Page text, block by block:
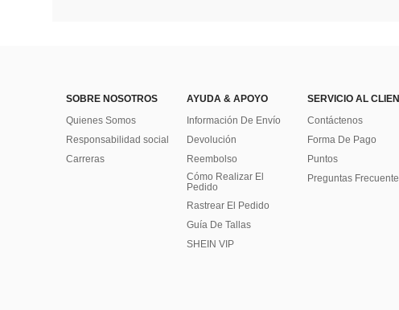
SOBRE NOSOTROS
Quienes Somos
Responsabilidad social
Carreras
AYUDA & APOYO
Información De Envío
Devolución
Reembolso
Cómo Realizar El
Pedido
Rastrear El Pedido
Guía De Tallas
SHEIN VIP
SERVICIO AL
Contáctenos
Forma De Pago
Puntos
Preguntas